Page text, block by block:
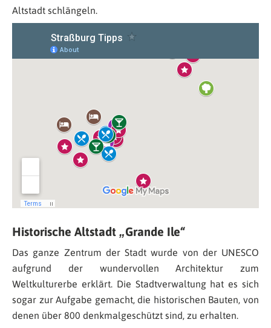
Altstadt schlängeln.
Historische Altstadt „Grande Ile“
Das ganze Zentrum der Stadt wurde von der UNESCO
aufgrund der wundervollen Architektur zum
Weltkulturerbe erklärt. Die Stadtverwaltung hat es sich
sogar zur Aufgabe gemacht, die historischen Bauten, von
denen über 800 denkmalgeschützt sind, zu erhalten.